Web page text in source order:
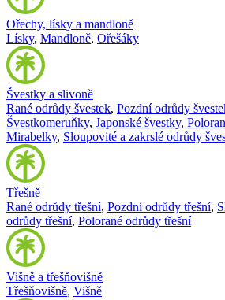
Ořechy, lísky a mandloně
Lísky, Mandloně, Ořešáky
Švestky a slivoně
Rané odrůdy švestek, Pozdní odrůdy
Švestkomeruňky, Japonské švestky,
Mirabelky, Sloupovité a zakrslé odrůdy
Třešně
Rané odrůdy třešní, Pozdní odrůdy třešní,
odrůdy třešní, Polorané odrůdy třešní
Višně a třešňovišně
Třešňovišně, Višně